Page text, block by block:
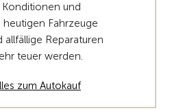
und
Fahrzeuge
allfällige Reparaturen
teuer werden.
zum Autokauf